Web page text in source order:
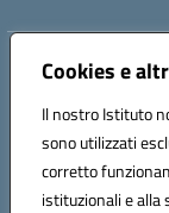
Cookies e
Il nostro Istituto
sono utilizzati
corretto
istituzionali e alla
Indirizzo:Corso
Posta elettronica
Codice fiscale:
Codice meccanografico: